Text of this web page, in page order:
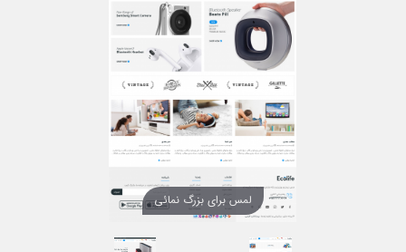
لمس برای بزرگ نمائی